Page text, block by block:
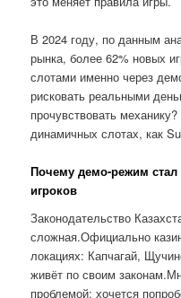
В 2024 году, по данным
рынка, более 62% новых
слотами именно через
рисковать реальными
прочувствовать
динамичных слотах, как
Почему демо-режим стал
игроков
Законодательство
сложная.Официально
локациях: Капчагай,
живёт по своим
проблемой: хочется